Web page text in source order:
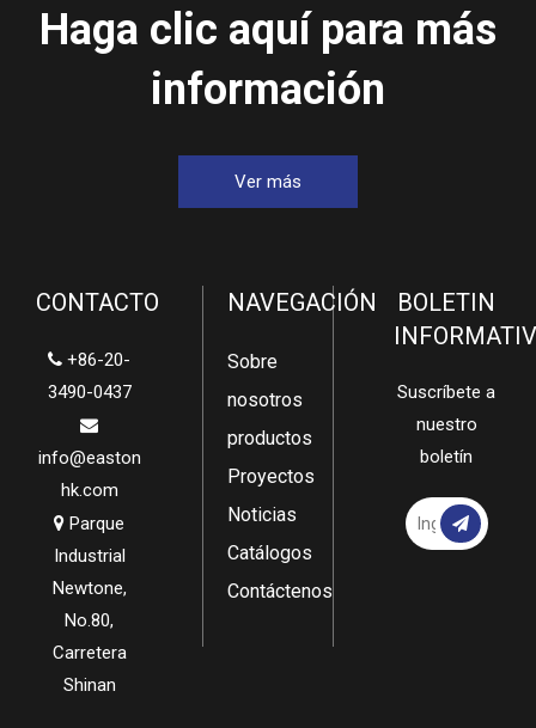
Haga clic aquí para más
información
Ver más
CONTACTO
 +86-20-
3490-0437

info@easton
hk.com
 Parque
Industrial
Newtone,
No.80,
Carretera
Shinan
NAVEGACIÓN
Sobre
nosotros
productos
Proyectos
Noticias
Catálogos
Contáctenos
BOLETIN
Suscríbete a
nuestro
boletín